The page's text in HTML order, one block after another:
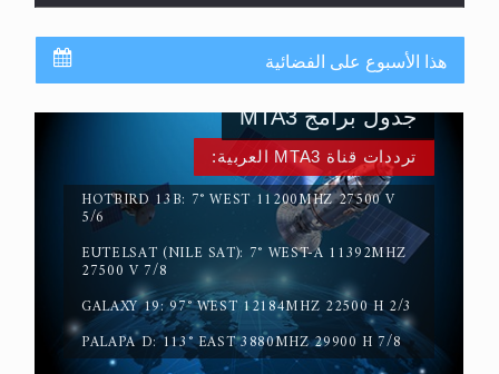
القرآن قاضٍ وحكمٌ على السنة ومهيمنٌ عليها.. ليس
العكس
هذا الأسبوع على الفضائية
HOTBIRD 13B: 7° WEST 11200MHZ 27500 V
EUTELSAT (NILE SAT): 7° WEST-A 11392MHZ
27500 V 7/8
GALAXY 19: 97° WEST 12184MHZ 22500 H 2/3
PALAPA D: 113° EAST 3880MHZ 29900 H 7/8
جدول برامج MTA3